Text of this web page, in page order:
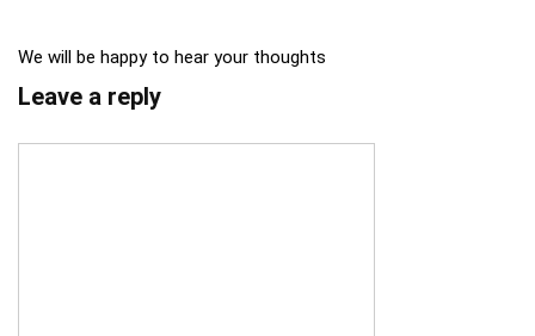
We will be happy to hear your thoughts
Leave a reply